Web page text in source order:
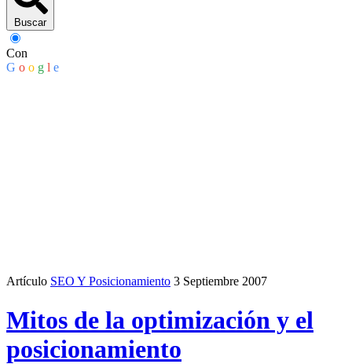
Buscar
Con
G o o g l e
Artículo SEO Y Posicionamiento 3 Septiembre 2007
Mitos de la optimización y el
posicionamiento